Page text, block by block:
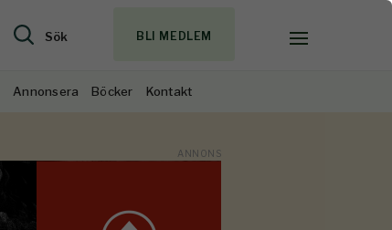
Sök BLI MEDLEM
Annonsera Böcker Kontakt